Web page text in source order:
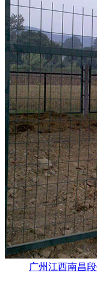
广州江西南昌